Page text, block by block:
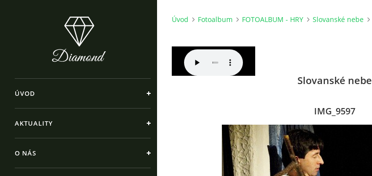
ÚVOD
AKTUALITY
O NÁS
Úvod Fotoalbum FOTOALBUM - HRY Slovanské nebe
Slovanské nebe
IMG_9597